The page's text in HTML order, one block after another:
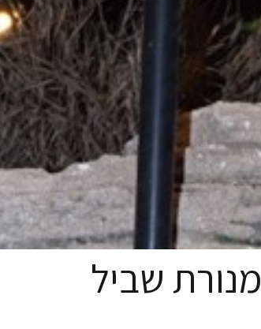
מנורת שביל